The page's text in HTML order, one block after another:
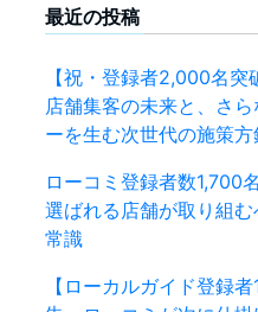
最近の投稿
【祝・登録者2,000名突
店舗集客の未来と、さ
ーを生む次世代の施策方
ローコミ登録者数1,700
選ばれる店舗が取り組
常識
【ローカルガイド登録